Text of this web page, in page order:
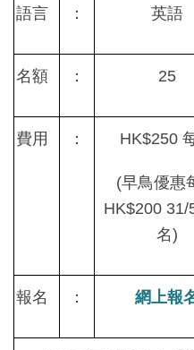
語言 ： 英語
名額 ： 25
費用 ： HK$250
(早鳥優惠
HK$200 31/
名)
報名 ： 網上報